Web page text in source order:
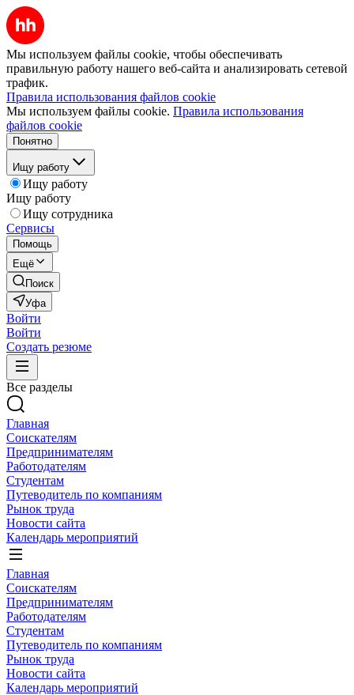
Мы используем файлы cookie, чтобы обеспечивать
правильную работу нашего веб-сайта и анализировать сетевой
трафик.
Правила использования файлов cookie
Мы используем файлы cookie. Правила использования
файлов cookie
Понятно
Ищу работу
Ищу работу
Ищу работу
Ищу сотрудника
Сервисы
Помощь
Ещё
Поиск
Уфа
Войти
Войти
Создать резюме
Все разделы
Главная
Соискателям
Предпринимателям
Работодателям
Студентам
Путеводитель по компаниям
Рынок труда
Новости сайта
Календарь мероприятий
Главная
Соискателям
Предпринимателям
Работодателям
Студентам
Путеводитель по компаниям
Рынок труда
Новости сайта
Календарь мероприятий